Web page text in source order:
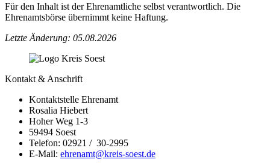
Für den Inhalt ist der Ehrenamtliche selbst verantwortlich. Die
Ehrenamtsbörse übernimmt keine Haftung.
Letzte Änderung: 05.08.2026
Kontakt & Anschrift
Kontaktstelle Ehrenamt
Rosalia Hiebert
Hoher Weg 1-3
59494 Soest
Telefon: 02921 / 30-2995
E-Mail: ehrenamt@​kreis-soest.de